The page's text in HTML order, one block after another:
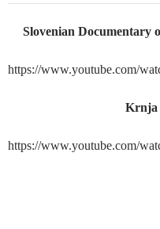
Slovenian Documentary
https://www.youtube.com/
Krnja
https://www.youtube.com/